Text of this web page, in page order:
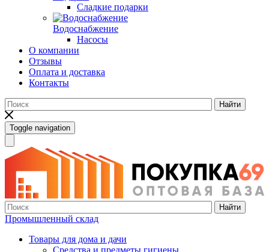
Cладкие подарки
Водоснабжение
Насосы
О компании
Отзывы
Оплата и доставка
Контакты
Найти
Toggle navigation
Найти
Промышленный склад
Товары для дома и дачи